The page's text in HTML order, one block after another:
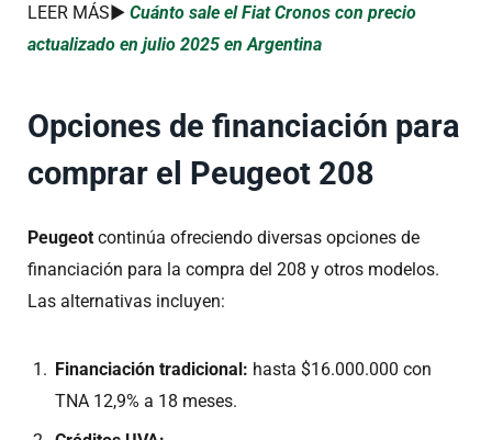
LEER MÁS► Cuánto sale el Fiat Cronos con precio
actualizado en julio 2025 en Argentina
Opciones de financiación para
comprar el Peugeot 208
Peugeot continúa ofreciendo diversas opciones de
financiación para la compra del 208 y otros modelos.
Las alternativas incluyen:
Financiación tradicional: hasta $16.000.000 con
TNA 12,9% a 18 meses.